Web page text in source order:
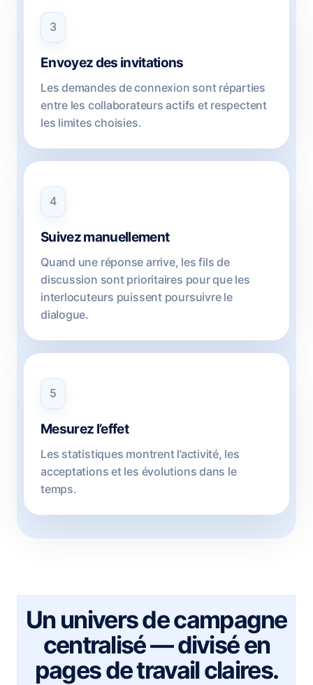
3
Envoyez des invitations
Les demandes de connexion sont réparties
entre les collaborateurs actifs et respectent
les limites choisies.
4
Suivez manuellement
Quand une réponse arrive, les fils de
discussion sont prioritaires pour que les
interlocuteurs puissent poursuivre le
dialogue.
5
Mesurez l’effet
Les statistiques montrent l’activité, les
acceptations et les évolutions dans le
temps.
Un univers de campagne
centralisé — divisé en
pages de travail claires.